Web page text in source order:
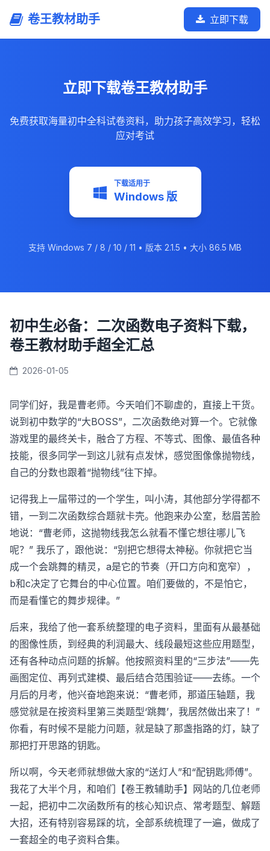
卷王教材助手 立即下载
立即下载卷王教材助手
免费获取海量初中全科试卷资料，助力孩子高效学习，轻松
应对考试
下载适用于
Windows 版
支持 Windows 7 / 8 / 10 / 11 • 版本 2.1.5 • 大小 86.5 MB
初中生必备：二次函数电子资料下载，
卷王教材助手超全汇总
2026-01-05
同学们好，我是曹老师。今天咱们不聊虚的，直接上干货。
说到初中数学的“大BOSS”，二次函数绝对算一个。它就像
游戏里的最终关卡，融合了方程、不等式、图像、最值各种
技能，很多同学一到这儿就有点发怵，感觉图像像抛物线，
自己的分数也跟着“抛物线”往下掉。
记得我上一届带过的一个学生，叫小涛，其他部分学得都不
错，一到二次函数综合题就卡壳。他跑来办公室，愁眉苦脸
地说：“曹老师，这抛物线我怎么就看不懂它想往哪儿飞
呢？” 我乐了，跟他说：“别把它想得太神秘。你就把它当
成一个会跳舞的精灵，a是它的节奏（开口方向和宽窄），
b和c决定了它舞台的中心位置。咱们要做的，不是怕它，
而是看懂它的舞步规律。”
后来，我给了他一套系统整理的电子资料，里面有从最基础
的图像性质，到经典的利润最大、线段最短这些应用题型，
还有各种动点问题的拆解。他按照资料里的“三步法”——先
画图定位、再列式建模、最后结合范围验证——去练。一个
月后的月考，他兴奋地跑来说：“曹老师，那道压轴题，我
感觉就是在按资料里第三类题型‘跳舞’，我居然做出来了！”
你看，有时候不是能力问题，就是缺了那盏指路的灯，缺了
那把打开思路的钥匙。
所以啊，今天老师就想做大家的“送灯人”和“配钥匙师傅”。
我花了大半个月，和咱们【卷王教辅助手】网站的几位老师
一起，把初中二次函数所有的核心知识点、常考题型、解题
大招，还有特别容易踩的坑，全部系统梳理了一遍，做成了
一套超全的电子资料合集。